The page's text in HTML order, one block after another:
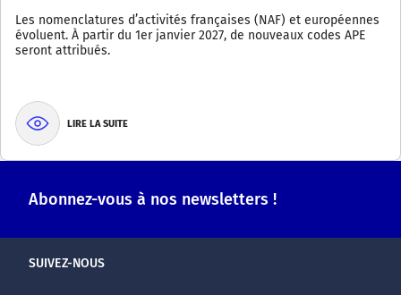
Les nomenclatures d’activités françaises (NAF) et européennes
évoluent. À partir du 1er janvier 2027, de nouveaux codes APE
seront attribués.
LIRE LA SUITE
Abonnez-vous à nos newsletters !
SUIVEZ-NOUS